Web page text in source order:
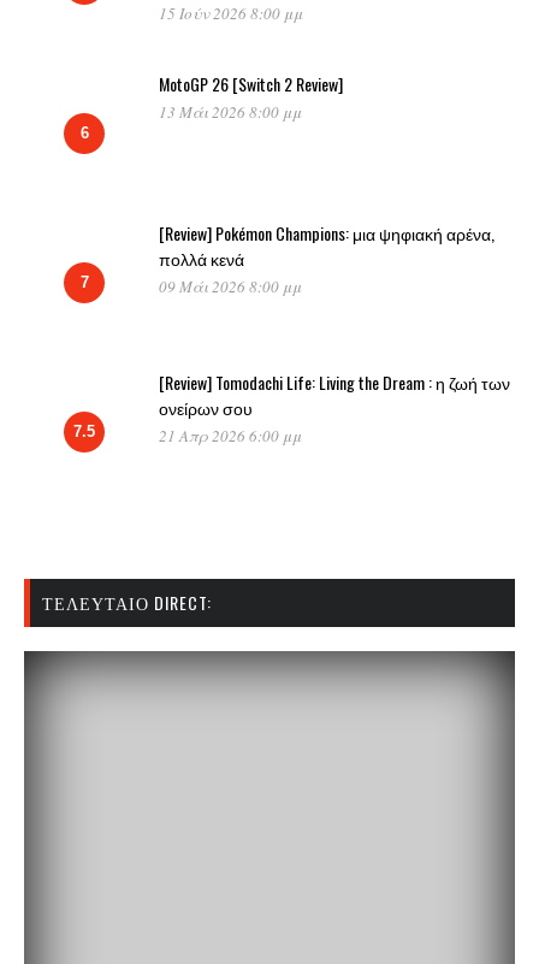
15 Ιούν 2026 8:00 μμ
6
MotoGP 26 [Switch 2 Review]
13 Μάι 2026 8:00 μμ
7
[Review] Pokémon Champions: μια ψηφιακή αρένα,
πολλά κενά
09 Μάι 2026 8:00 μμ
7.5
[Review] Tomodachi Life: Living the Dream : η ζωή των
ονείρων σου
21 Απρ 2026 6:00 μμ
ΤΕΛΕΥΤΑΊΟ DIRECT: